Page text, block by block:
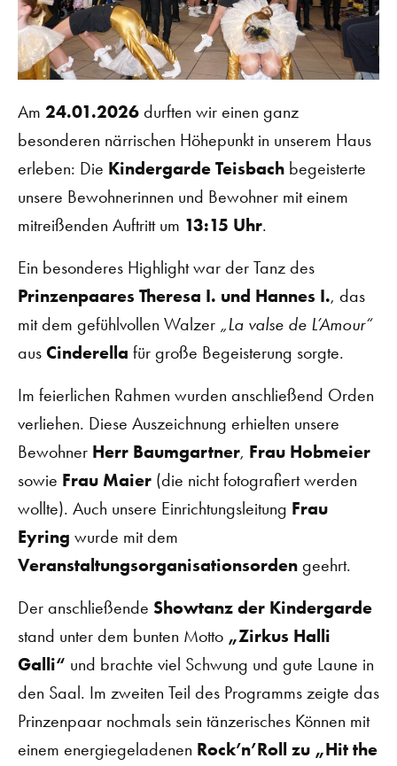
Am 24.01.2026 durften wir einen ganz
besonderen närrischen Höhepunkt in unserem Haus
erleben: Die Kindergarde Teisbach begeisterte
unsere Bewohnerinnen und Bewohner mit einem
mitreißenden Auftritt um 13:15 Uhr.
Ein besonderes Highlight war der Tanz des
Prinzenpaares Theresa I. und Hannes I., das
mit dem gefühlvollen Walzer „La valse de L’Amour“
aus Cinderella für große Begeisterung sorgte.
Im feierlichen Rahmen wurden anschließend Orden
verliehen. Diese Auszeichnung erhielten unsere
Bewohner Herr Baumgartner, Frau Hobmeier
sowie Frau Maier (die nicht fotografiert werden
wollte). Auch unsere Einrichtungsleitung Frau
Eyring wurde mit dem
Veranstaltungsorganisationsorden geehrt.
Der anschließende Showtanz der Kindergarde
stand unter dem bunten Motto „Zirkus Halli
Galli“ und brachte viel Schwung und gute Laune in
den Saal. Im zweiten Teil des Programms zeigte das
Prinzenpaar nochmals sein tänzerisches Können mit
einem energiegeladenen Rock’n’Roll zu „Hit the